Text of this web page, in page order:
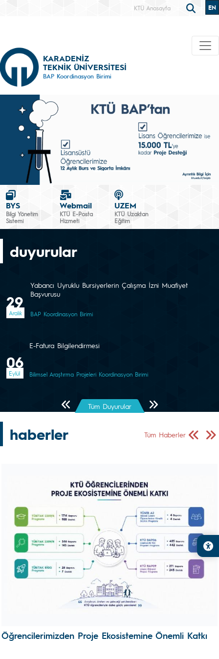
KTÜ Anasayfa EN
KARADENİZ
TEKNİK ÜNİVERSİTESİ
BAP Koordinasyon Birimi
BYS
Bilgi Yönetim
Sistemi
Webmail
KTÜ E-Posta
Hizmeti
UZEM
KTÜ Uzaktan
Eğitim
duyurular
29
Aralık
Yabancı Uyruklu Bursiyerlerin Çalışma İzni Muafiyet
Başvurusu
BAP Koordinasyon Birimi
06
Eylül
E-Fatura Bilgilendirmesi
Bilimsel Araştırma Projeleri Koordinasyon Birimi
Önceki SayfaTüm Duyurular Sonraki Sayfa
haberler Tüm Haberler
Önceki
Öğrencilerimizden Proje Ekosistemine Önemli Katkı